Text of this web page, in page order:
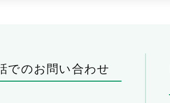
でのお問い合わせ